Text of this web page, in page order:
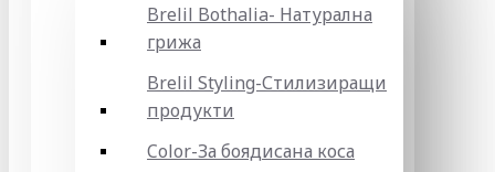
Brelil Bothalia- Натурална
грижа
Brelil Styling-Стилизиращи
продукти
Color-За боядисана коса